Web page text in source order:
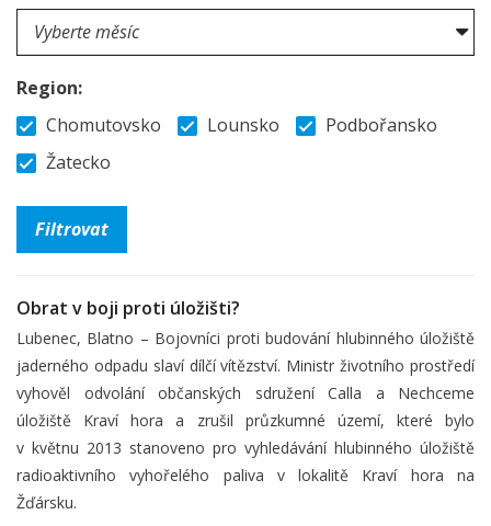
Region:
Chomutovsko
Lounsko
Podbořansko
Žatecko
Obrat v boji proti úložišti?
Lubenec, Blatno – Bojovníci proti budování hlubinného úložiště
jaderného odpadu slaví dílčí vítězství. Ministr životního prostředí
vyhověl odvolání občanských sdružení Calla a Nechceme
úložiště Kraví hora a zrušil průzkumné území, které bylo
v květnu 2013 stanoveno pro vyhledávání hlubinného úložiště
radioaktivního vyhořelého paliva v lokalitě Kraví hora na
Žďársku.